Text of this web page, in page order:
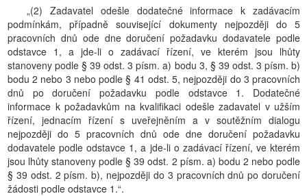
„(2) Zadavatel odešle dodatečné informace k zadávacím
podmínkám, případně související dokumenty nejpozději do 5
pracovních dnů ode dne doručení požadavku dodavatele podle
odstavce 1, a jde-li o zadávací řízení, ve kterém jsou lhůty
stanoveny podle § 39 odst. 3 písm. a) bodu 3, § 39 odst. 3 písm. b)
bodu 2 nebo 3 nebo podle § 41 odst. 5, nejpozději do 3 pracovních
dnů po doručení požadavku podle odstavce 1. Dodatečné
informace k požadavkům na kvalifikaci odešle zadavatel v užším
řízení, jednacím řízení s uveřejněním a v soutěžním dialogu
nejpozději do 5 pracovních dnů ode dne doručení požadavku
dodavatele podle odstavce 1, a jde-li o zadávací řízení, ve kterém
jsou lhůty stanoveny podle § 39 odst. 2 písm. a) bodu 2 nebo podle
§ 39 odst. 2 písm. b), nejpozději do 3 pracovních dnů po doručení
žádosti podle odstavce 1.“.